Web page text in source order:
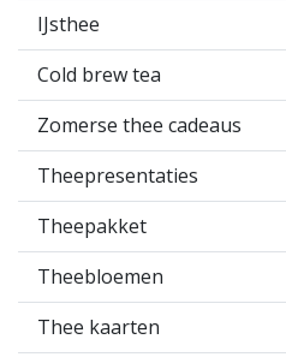
IJsthee
Cold brew tea
Zomerse thee cadeaus
Theepresentaties
Theepakket
Theebloemen
Thee kaarten